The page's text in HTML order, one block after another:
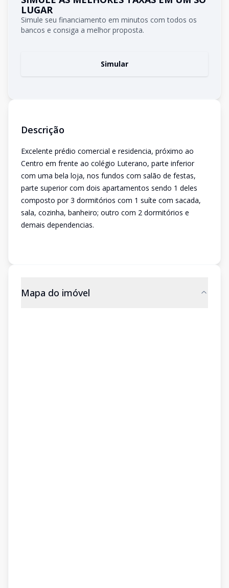
LUGAR
Simule seu financiamento em minutos com todos os
bancos e consiga a melhor proposta.
Simular
Descrição
Excelente prédio comercial e residencia, próximo ao
Centro em frente ao colégio Luterano, parte inferior
com uma bela loja, nos fundos com salão de festas,
parte superior com dois apartamentos sendo 1 deles
composto por 3 dormitórios com 1 suíte com sacada,
sala, cozinha, banheiro; outro com 2 dormitórios e
demais dependencias.
Mapa do imóvel